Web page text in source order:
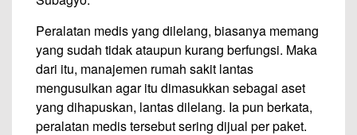
Peralatan medis yang dilelang, biasanya memang
yang sudah tidak ataupun kurang berfungsi. Maka
dari itu, manajemen rumah sakit lantas
mengusulkan agar itu dimasukkan sebagai aset
yang dihapuskan, lantas dilelang. Ia pun berkata,
peralatan medis tersebut sering dijual per paket.